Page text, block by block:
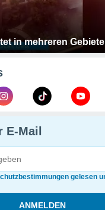
in mehreren
E-Mail
gelesen